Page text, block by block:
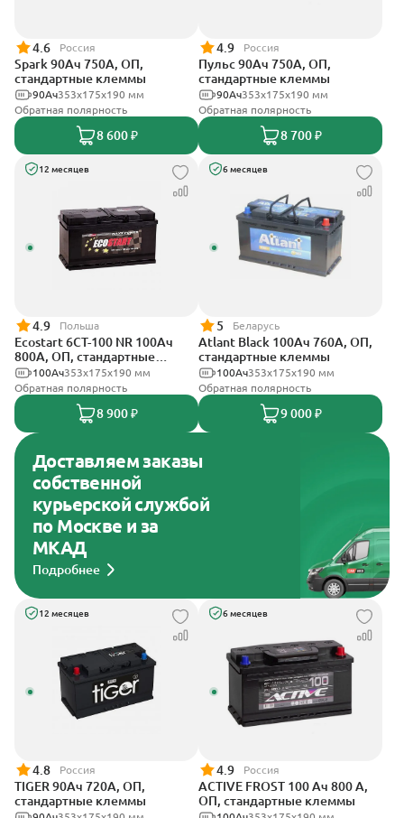
4.6 Россия
Spark 90Ач 750А, ОП,
стандартные клеммы
353х175х190 мм
90Ач
Обратная полярность
8 600 ₽
4.9 Россия
Пульс 90Ач 750А, ОП,
стандартные клеммы
353x175x190 мм
90Ач
Обратная полярность
8 700 ₽
12 месяцев
4.9 Польша
Ecostart 6CT-100 NR 100Ач
800А, ОП, стандартные
клеммы353x175x190 мм
100Ач
Обратная полярность
8 900 ₽
6 месяцев
5 Беларусь
Atlant Black 100Ач 760А, ОП,
стандартные клеммы
353х175х190 мм
100Ач
Обратная полярность
9 000 ₽
Доставляем заказы
собственной
курьерской службой
по Москве и за
МКАД
Подробнее
12 месяцев
4.8 Россия
TIGER 90Ач 720А, ОП,
стандартные клеммы
6 месяцев
4.9 Россия
ACTIVE FROST 100 Ач 800 А,
ОП, стандартные клеммы